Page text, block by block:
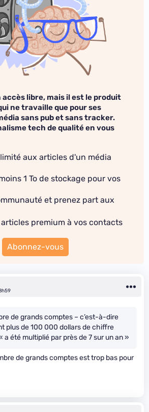
libre, mais il est le produit
ne travaille que pour ses
sans pub et sans tracker.
tech de qualité en vous
aux articles d'un média
1 To de stockage pour vos
et prenez part aux
premium à vos contacts
Abonnez-vous
de grands comptes – c’est-à-dire
plus de 100 000 dollars de chiffre
a été multiplié par près de 7 sur un an »
de grands comptes est trop bas pour